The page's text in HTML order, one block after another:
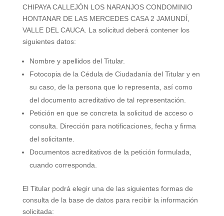
CHIPAYA CALLEJÓN LOS NARANJOS CONDOMINIO
HONTANAR DE LAS MERCEDES CASA 2 JAMUNDÍ,
VALLE DEL CAUCA. La solicitud deberá contener los
siguientes datos:
Nombre y apellidos del Titular.
Fotocopia de la Cédula de Ciudadanía del Titular y en
su caso, de la persona que lo representa, así como
del documento acreditativo de tal representación.
Petición en que se concreta la solicitud de acceso o
consulta. Dirección para notificaciones, fecha y firma
del solicitante.
Documentos acreditativos de la petición formulada,
cuando corresponda.
El Titular podrá elegir una de las siguientes formas de
consulta de la base de datos para recibir la información
solicitada: